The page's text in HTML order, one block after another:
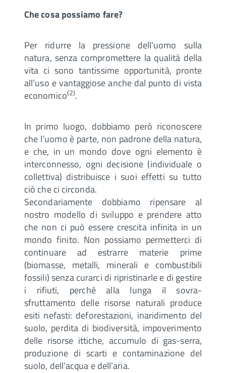
Che cosa possiamo fare?
Per ridurre la pressione dell’uomo sulla
natura, senza compromettere la qualità della
vita ci sono tantissime opportunità, pronte
all’uso e vantaggiose anche dal punto di vista
economico(2).
In primo luogo, dobbiamo però riconoscere
che l’uomo è parte, non padrone della natura,
e che, in un mondo dove ogni elemento è
interconnesso, ogni decisione (individuale o
collettiva) distribuisce i suoi effetti su tutto
ciò che ci circonda.
Secondariamente dobbiamo ripensare al
nostro modello di sviluppo e prendere atto
che non ci può essere crescita infinita in un
mondo finito. Non possiamo permetterci di
continuare ad estrarre materie prime
(biomasse, metalli, minerali e combustibili
fossili) senza curarci di ripristinarle e di gestire
i rifiuti, perché alla lunga il sovra-
sfruttamento delle risorse naturali produce
esiti nefasti: deforestazioni, inaridimento del
suolo, perdita di biodiversità, impoverimento
delle risorse ittiche, accumulo di gas-serra,
produzione di scarti e contaminazione del
suolo, dell’acqua e dell’aria.